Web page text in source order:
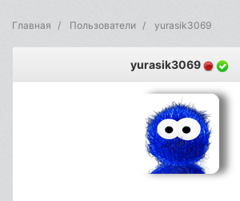
Главная Пользователи yurasik3069
yurasik3069